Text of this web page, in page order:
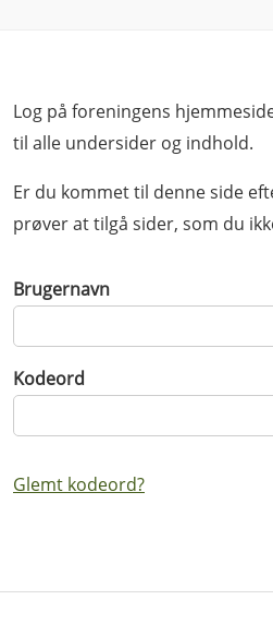
Log på foreningens
til alle undersider og indhold.
Er du kommet til denne side
prøver at tilgå sider, som du
Brugernavn
Kodeord
Glemt kodeord?